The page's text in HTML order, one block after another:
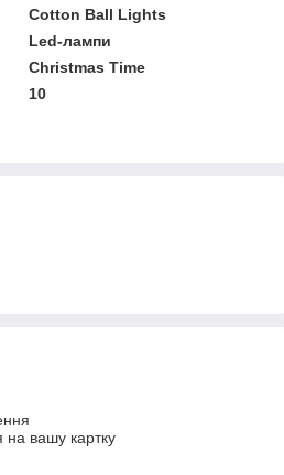
Cotton Ball Lights
Led-лампи
Christmas Time
10
на вашу картку